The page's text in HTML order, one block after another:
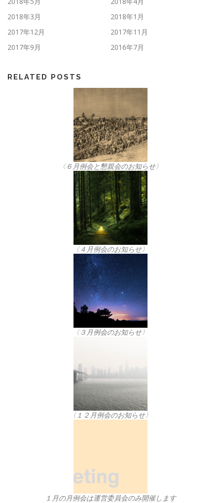
2018年3月
2018年1月
2017年12月
2017年11月
2017年9月
2016年7月
RELATED POSTS
〈６月例会と懇親会のお知らせ〉
〈４月例会のお知らせ〉
〈３月例会のお知らせ〉
〈１２月例会のお知らせ〉
１月の月例会は運営委員会のみ開催します